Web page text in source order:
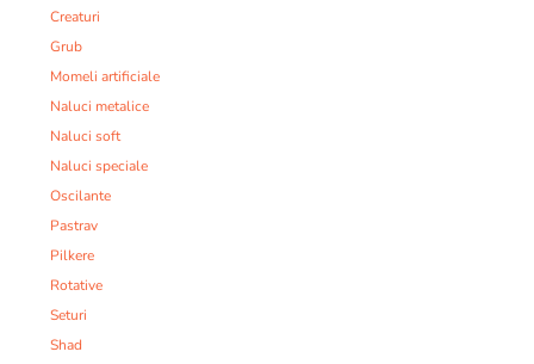
Creaturi
Grub
Momeli artificiale
Naluci metalice
Naluci soft
Naluci speciale
Oscilante
Pastrav
Pilkere
Rotative
Seturi
Shad